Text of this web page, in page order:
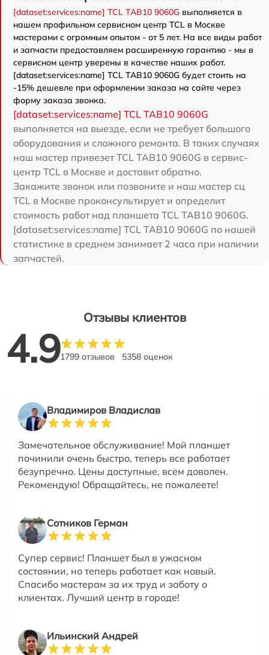
[dataset:services:name] TCL TAB10 9060G выполняется в
нашем профильном сервисном центр TCL в Москве
мастерами с огромным опытом - от 5 лет. На все виды работ
и запчасти предоставляем расширенную гарантию - мы в
сервисном центр уверены в качестве наших работ.
[dataset:services:name] TCL TAB10 9060G будет стоить на
-15% дешевле при оформлении заказа на сайте через
форму заказа звонка.
[dataset:services:name] TCL TAB10 9060G
выполняется на выезде, если не требует большого
оборудования и сложного ремонта. В таких случаях
наш мастер привезет TCL TAB10 9060G в сервис-
центр TCL в Москве и доставит обратно.
Закажите звонок или позвоните и наш мастер сц
TCL в Москве проконсультирует и определит
стоимость работ над планшета TCL TAB10 9060G.
[dataset:services:name] TCL TAB10 9060G по нашей
статистике в среднем занимает 2 часа при наличии
запчастей.
Отзывы клиентов
4.91799 отзывов 5358 оценок
Владимиров Владислав
Замечательное обслуживание! Мой планшет
починили очень быстро, теперь все работает
безупречно. Цены доступные, всем доволен.
Рекомендую! Обращайтесь, не пожалеете!
Сотников Герман
Супер сервис! Планшет был в ужасном
состоянии, но теперь работает как новый.
Спасибо мастерам за их труд и заботу о
клиентах. Лучший центр в городе!
Ильинский Андрей